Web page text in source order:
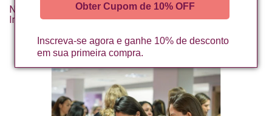
Obter Cupom de 10% OFF
Inscreva-se agora e ganhe 10% de desconto
em sua primeira compra.
Networking na Estética: Como Conexões Profissionais
Impulsionam Sua Carreira